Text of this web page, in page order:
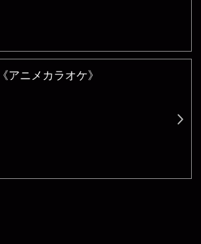
アニメカラオケ》